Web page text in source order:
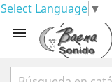
Select Language ▼
